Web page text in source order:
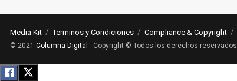
Media Kit Terminos y Condiciones Compliance & Copyright
© 2021 Columna Digital - Copyright © Todos los derechos reservados